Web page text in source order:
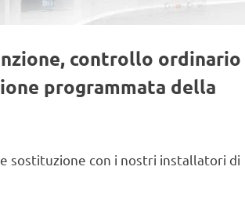
controllo ordinario
programmata della
sostituzione con i nostri installatori di